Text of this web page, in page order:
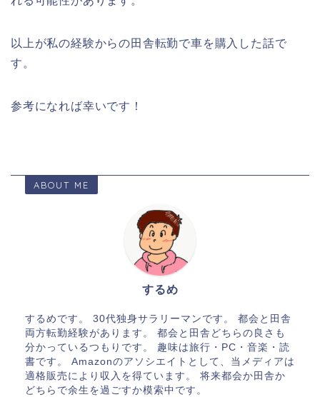
以上が私の経験からの田舎転勤で車を購入した話で
す。
参考になれば幸いです！
ABOUT ME
するめ
するめです。 30代独身サラリーマンです。 都会と田舎
両方転勤経験があります。 都会と田舎どちらの良さも
分かっているつもりです。 趣味は旅行・PC・音楽・読
書です。 Amazonのアソシエイトとして、当メディアは
適格販売により収入を得ています。 将来都会か田舎か
どちらで余生を過ごすか模索中です。